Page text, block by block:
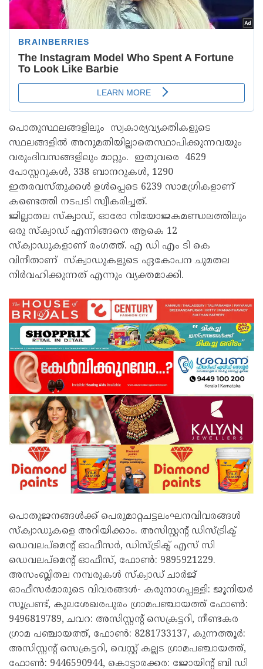
പൊതുസ്ഥലങ്ങളിലും സ്വകാര്യവ്യക്തികളുടെ
സ്ഥലങ്ങളിൽ അനുമതിയില്ലാതെസ്ഥാപിക്കുന്നവയും
വരുംദിവസങ്ങളിലും മാറ്റും. ഇതുവരെ 4629
പോസ്റ്ററുകൾ, 338 ബാനറുകൾ, 1290
ഇതരവസ്തുക്കൾ ഉൾപ്പെടെ 6239 സാമഗ്രികളാണ്
കണ്ടെത്തി നടപടി സ്വീകരിച്ചത്.
ജില്ലാതല സ്‌ക്വാഡ്, ഓരോ നിയോജകമണ്ഡലത്തിലും
ഒരു സ്‌ക്വാഡ് എന്നിങ്ങനെ ആകെ 12
സ്‌ക്വാഡുകളാണ് രംഗത്ത്. എ ഡി എം ടി കെ
വിനീതാണ് സ്‌ക്വാഡുകളുടെ ഏകോപന ചുമതല
നിർവഹിക്കുന്നത് എന്നും വ്യക്തമാക്കി.
പൊതുജനങ്ങൾക്ക് പെരുമാറ്റചട്ടലംഘനവിവരങ്ങൾ
സ്‌ക്വാഡുകളെ അറിയിക്കാം. അസിസ്റ്റന്റ് ഡിസ്ട്രിക്ട്
ഡെവലപ്‌മെന്റ് ഓഫീസർ, ഡിസ്ട്രിക്ട് എസ് സി
ഡെവലപ്‌മെന്റ് ഓഫീസ്, ഫോൺ: 9895921229.
അസംബ്ലിതല നമ്പരുകൾ സ്‌ക്വാഡ് ചാർജ്
ഓഫീസർമാരുടെ വിവരങ്ങൾ- കരുനാഗപ്പള്ളി: ജൂനിയർ
സൂപ്രണ്ട്, കുലശേഖരപുരം ഗ്രാമപഞ്ചായത്ത് ഫോൺ:
9496819789, ചവറ: അസിസ്റ്റന്റ് സെക്രട്ടറി, നീണ്ടകര
ഗ്രാമ പഞ്ചായത്ത്, ഫോൺ: 8281733137, കുന്നത്തൂർ:
അസിസ്റ്റന്റ് സെക്രട്ടറി, വെസ്റ്റ് കല്ലട ഗ്രാമപഞ്ചായത്ത്,
ഫോൺ: 9446590944, കൊട്ടാരക്കര: ജോയിന്റ് ബി ഡി